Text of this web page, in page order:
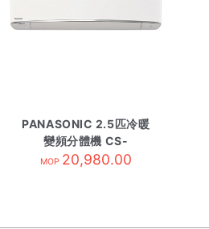
PANASONIC 2.5匹冷暖
變頻分體機 CS-
E24TKA-內 R410A
MOP 20,980.00